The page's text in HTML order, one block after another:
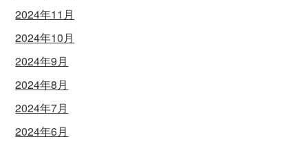
2024年11月
2024年10月
2024年9月
2024年8月
2024年7月
2024年6月